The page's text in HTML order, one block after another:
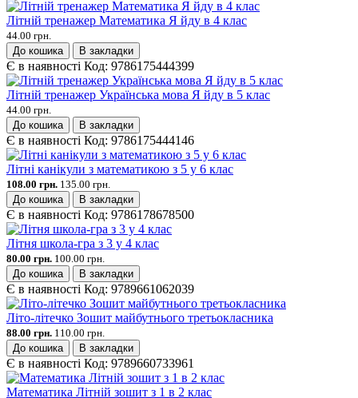
Літній тренажер Математика Я йду в 4 клас
44.00 грн.
До кошика
В закладки
Є в наявності Код: 9786175444399
Літній тренажер Українська мова Я йду в 5 клас
44.00 грн.
До кошика
В закладки
Є в наявності Код: 9786175444146
Літні канікули з математикою з 5 у 6 клас
108.00 грн. 135.00 грн.
До кошика
В закладки
Є в наявності Код: 9786178678500
Літня школа-гра з 3 у 4 клас
80.00 грн. 100.00 грн.
До кошика
В закладки
Є в наявності Код: 9789661062039
Літо-літечко Зошит майбутнього третьокласника
88.00 грн. 110.00 грн.
До кошика
В закладки
Є в наявності Код: 9789660733961
Математика Літній зошит з 1 в 2 клас